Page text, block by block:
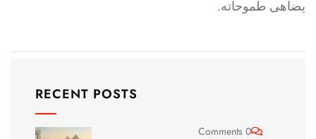
يضاهى طموحاته.
RECENT POSTS
0 Comments